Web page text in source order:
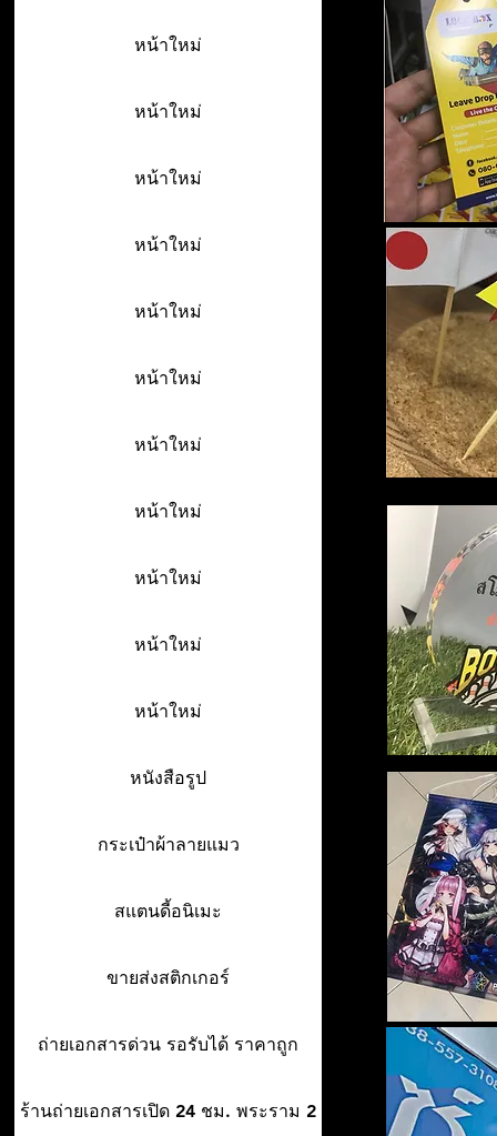
หน้าใหม่
หน้าใหม่
หน้าใหม่
หน้าใหม่
หน้าใหม่
หน้าใหม่
หน้าใหม่
หน้าใหม่
หน้าใหม่
หน้าใหม่
หน้าใหม่
หนังสือรูป
กระเป๋าผ้าลายแมว
สแตนดี้อนิเมะ
ขายส่งสติกเกอร์
ถ่ายเอกสารด่วน รอรับได้ ราคาถูก
ร้านถ่ายเอกสารเปิด 24 ชม. พระราม 2